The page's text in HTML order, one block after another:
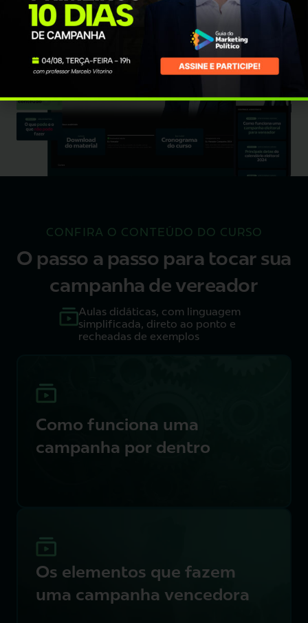
CONFIRA O CONTEÚDO DO CURSO
O passo a passo para tocar sua
campanha de vereador
Aulas didáticas, com linguagem
simplificada, direto ao ponto e
recheadas de exemplos
Como funciona uma
campanha por dentro
Os elementos que fazem
uma campanha vencedora